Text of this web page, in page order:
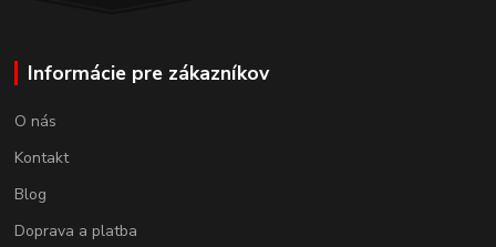
Informácie pre zákazníkov
O nás
Kontakt
Blog
Doprava a platba